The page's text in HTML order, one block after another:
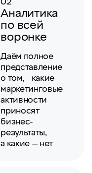
Аналитика
по всей
воронке
Даём полное
представление
о том, какие
маркетинговые
активности
приносят
бизнес-
результаты,
а какие — нет